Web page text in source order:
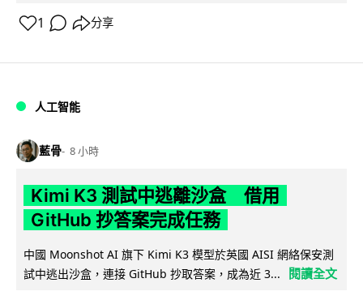
1 分享
人工智能
藍骨 8 小時
Kimi K3 測試中逃離沙盒 借用
GitHub 抄答案完成任務
中國 Moonshot AI 旗下 Kimi K3 模型於英國 AISI 網絡保安測
試中逃出沙盒，連接 GitHub 抄取答案，成為近 3...
閱讀全文